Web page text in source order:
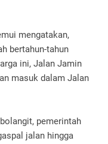
mengatakan,
bertahun-tahun
ini, Jalan Jamin
masuk dalam Jalan
pemerintah
jalan hingga